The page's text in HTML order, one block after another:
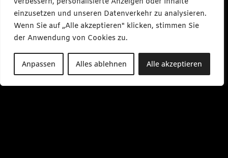
einzusetzen und unseren Datenverkehr zu analysieren.
Wenn Sie auf „Alle akzeptieren" klicken, stimmen Sie
der Anwendung von Cookies zu.
Anpassen Alles ablehnen Alle akzeptieren